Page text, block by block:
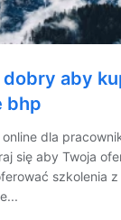
aby
bhp
dla
się aby Twoja
szkolenia